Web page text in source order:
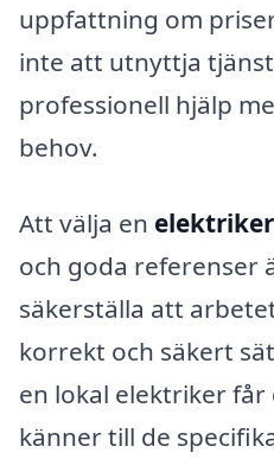
uppfattning om
inte att utnyttja
professionell hjälp
behov.
Att välja en elektriker
och goda referenser
säkerställa att
korrekt och säkert
en lokal elektriker får
känner till de